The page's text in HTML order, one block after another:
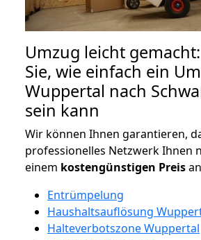
Umzug leicht
Sie, wie einfach ein
Wuppertal nach
sein kann
Wir können Ihnen garantieren,
professionelles Netzwerk Ihnen
einem kostengünstigen Preis
Entrümpelung
Haushaltsauflösung
Halteverbotszone Wuppertal